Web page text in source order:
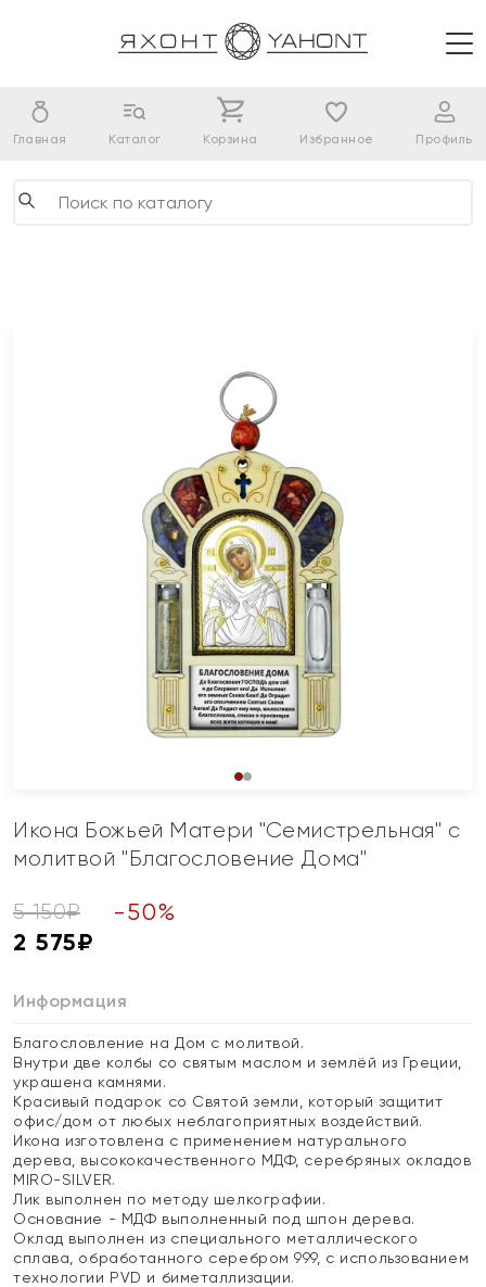
Главная Каталог Корзина Избранное Профиль
Икона Божьей Матери "Семистрельная" с
молитвой "Благословение Дома"
5 150₽ -50%
2 575₽
Информация
Благословление на Дом с молитвой.
Внутри две колбы со святым маслом и землёй из Греции,
украшена камнями.
Красивый подарок со Святой земли, который защитит
офис/дом от любых неблагоприятных воздействий.
Икона изготовлена с применением натурального
дерева, высококачественного МДФ, серебряных окладов
MIRO-SILVER.
Лик выполнен по методу шелкографии.
Основание - МДФ выполненный под шпон дерева.
Оклад выполнен из специального металлического
сплава, обработанного серебром 999, с использованием
технологии PVD и биметаллизации.